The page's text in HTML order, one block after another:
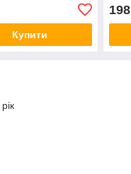
Купити
198